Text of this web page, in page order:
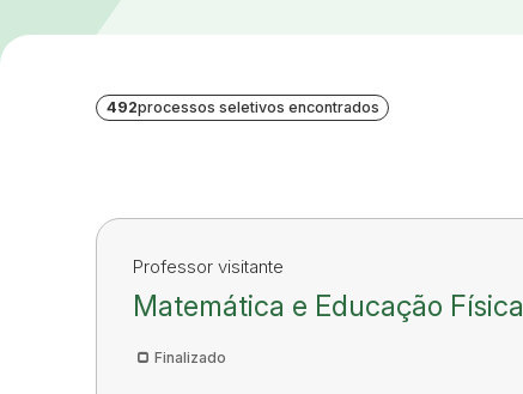
492processos seletivos encontrados
Professor visitante
Matemática e Educação Física
Finalizado